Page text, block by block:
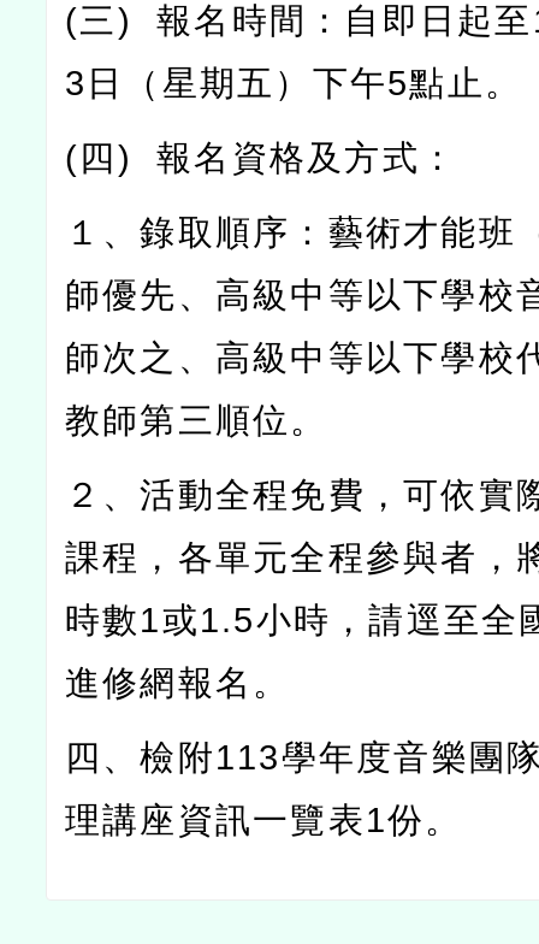
(三)報名時間：自即日起至
3 日（星期五）下午5點止。
(四)報名資格及方式：
１、錄取順序：藝術才能班
師優先、高級中等以下學校
師次之、高級中等以下學校
教師第三順位。
２、活動全程免費，可依實
課程，各單元全程參與者，
時數1或1.5小時，請逕至全
進修網報名。
四、檢附113學年度音樂團
理講座資訊一覽表1份。